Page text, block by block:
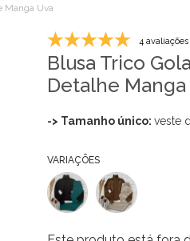
Manga Uva
4 avaliações
Blusa Trico
Detalhe Manga
-> Tamanho único: veste
VARIAÇÕES